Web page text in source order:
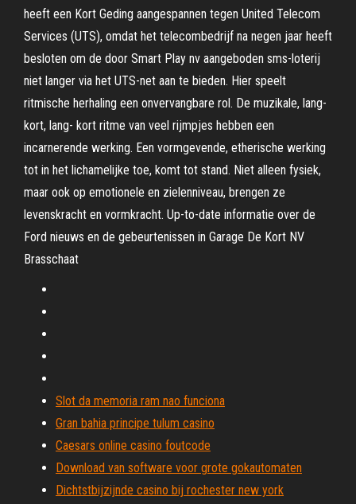
heeft een Kort Geding aangespannen tegen United Telecom
Services (UTS), omdat het telecombedrijf na negen jaar heeft
besloten om de door Smart Play nv aangeboden sms-loterij
niet langer via het UTS-net aan te bieden. Hier speelt
ritmische herhaling een onvervangbare rol. De muzikale, lang-
kort, lang- kort ritme van veel rijmpjes hebben een
incarnerende werking. Een vormgevende, etherische werking
tot in het lichamelijke toe, komt tot stand. Niet alleen fysiek,
maar ook op emotionele en zielenniveau, brengen ze
levenskracht en vormkracht. Up-to-date informatie over de
Ford nieuws en de gebeurtenissen in Garage De Kort NV
Brasschaat
Slot da memoria ram nao funciona
Gran bahia principe tulum casino
Caesars online casino foutcode
Download van software voor grote gokautomaten
Dichtstbijzijnde casino bij rochester new york